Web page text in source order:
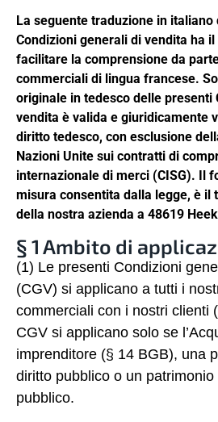
La seguente traduzione in italiano
Condizioni generali di vendita ha
facilitare la comprensione da
commerciali di lingua francese.
originale in tedesco delle presenti
vendita è valida e giuridicamente
diritto tedesco, con esclusione
Nazioni Unite sui contratti di
internazionale di merci (CISG). Il
misura consentita dalla legge, è il
della nostra azienda a 48619
§ 1 Ambito di
(1) Le presenti Condizioni
(CGV) si applicano a tutti i
commerciali con i nostri clienti
CGV si applicano solo se
imprenditore (§ 14 BGB), una
diritto pubblico o un
pubblico.